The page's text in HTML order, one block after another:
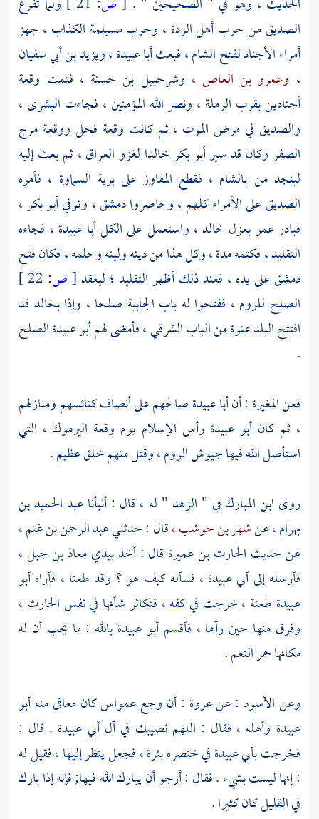
الصديقمن حرب أهل الردة ، وحربمسيلمة الكذاب ، جهز
أمراء الأجناد لفتح الشام ، فبعثأبا عبيدة ،ويزيد بن أبي سفيان
، وعمرو بن العاص ، وشرحبيل بن حسنة ، فتمت وقعة
أجنادينبقرب الرملة ، ونصر الله المؤمنين ، فجاءت البشرى ،
والصديق في مرض الموت ، ثم كانت وقعة فحل ووقعة مرج
الصفروكان قد سيرأبو بكرخالدا لغزوالعراق ،ثم بعث إليه
لينجد من بالشام ، فقطع المفاوز على برية السماوة ، فأمره
الصديق على الأمراء كلهم ، وحاصروادمشق ، وتوفيأبو بكر ،
فبادرعمربعزل خالد ، واستعمل على الكلأبا عبيدة ، فجاءه
التقليد ، فكتمه مدة ، وكل هذا من دينه ولينه وحلمه ، فكان فتح
دمشقعلى يده ، فعند ذلك أظهر التقليد ؛ ليعقد[ص:
الصلح للروم ، ففتحوا له باب الجابية صلحا ، وإذابخالد قد
افتتح البلد عنوة من الباب الشرقي ، فأمضى لهمأبو عبيدةالصلح
.
فعنالمغيرة : أنأبا عبيدةصالحهم على أنصاف كنائسهم ومنازلهم
، ثم كانأبو عبيدةرأس الإسلام يوم وقعة اليرموك ، التي
استأصل الله فيها جيوشالروم ،وقتل منهم خلق عظيم .
روى ابن المبارك في " الزهد " له ، قال : أنبأناعبد الحميد بن‌‌‌
بهرام ،عنشهر بن حوشب ،قال : حدثنيعبد الرحمن بن غنم ،
عن حديث الحارث بن عميرة قال : أخذ بيديمعاذ بن جبل ،
فأرسله إلىأبي عبيدة ، فسأله كيف هو ؟ وقد طعنا ، فأراهأبو
عبيدة طعنة ، خرجت في كفه ، فتكاثر شأنها في نفسالحارث ،
وفرق منها حين رآها ، فأقسمأبو عبيدة بالله : ما يحب أن له
مكانها حمر النعم .
وعنالأسود : عنعروة : أن وجع عمواس كان معافى منهأبو
عبيدة وأهله ، فقال : اللهم نصيبك في آل أبي عبيدة . قال :
فخرجتبأبي عبيدةفي خنصره بثرة ، فجعل ينظر إليها ، فقيل له
: إنها ليست بشيء . فقال : أرجو أن يبارك الله فيها; فإنه إذا بارك
في القليل كان كثيرا .